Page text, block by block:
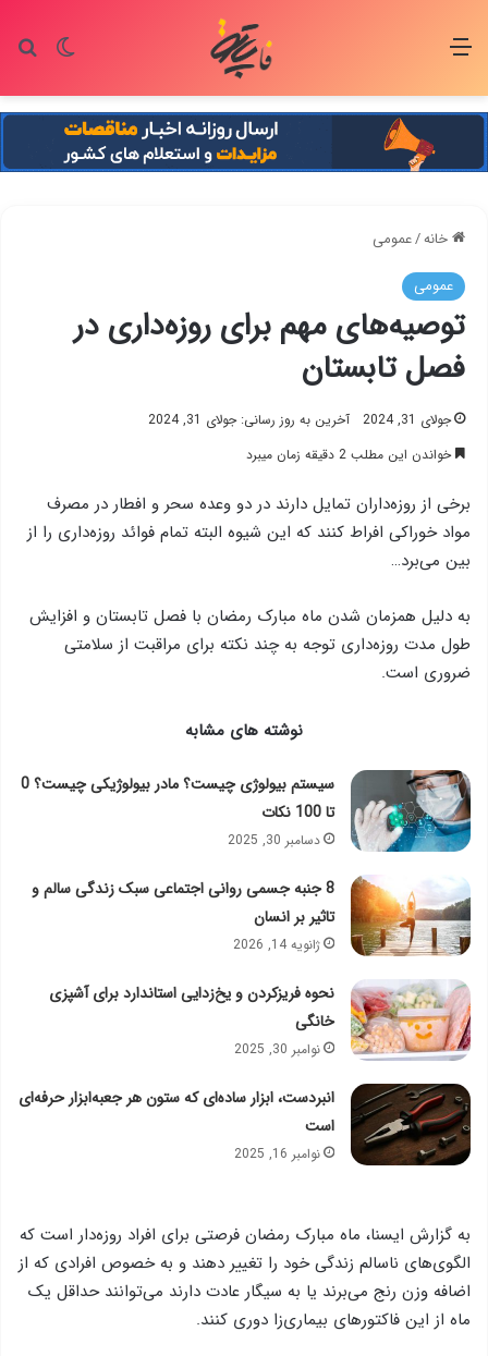
تغییر منو
خانه/عمومی
عمومی
توصیه‌های مهم برای روزه‌داری در
فصل تابستان
جولای 31, 2024
آخرین به روز رسانی: جولای 31, 2024
خواندن این مطلب 2 دقیقه زمان میبرد
برخی از روزه‌داران تمایل دارند در دو وعده سحر و افطار در مصرف
مواد خوراکی افراط کنند که این شیوه البته تمام فوائد روزه‌داری را از
بین می‌برد…
به دلیل همزمان شدن ماه مبارک رمضان با فصل تابستان و افزایش
طول مدت روزه‌داری توجه به چند نکته برای مراقبت از سلامتی
ضروری است.
نوشته های مشابه
سیستم بیولوژی چیست؟ مادر بیولوژیکی چیست؟ 0
تا 100 نکات
دسامبر 30, 2025
8 جنبه جسمی روانی اجتماعی سبک زندگی سالم و
تاثیر بر انسان
ژانویه 14, 2026
نحوه فریزکردن و یخ‌زدایی استاندارد برای آشپزی
خانگی
نوامبر 30, 2025
انبردست، ابزار ساده‌ای که ستون هر جعبه‌ابزار حرفه‌ای
است
نوامبر 16, 2025
به گزارش ایسنا،‌ ماه مبارک رمضان فرصتی برای افراد روزه‌دار است که
الگوی‌های ناسالم زندگی خود را تغییر دهند و به خصوص افرادی که از
اضافه وزن رنج می‌برند یا به سیگار عادت دارند می‌توانند حداقل یک
ماه از این فاکتورهای بیماری‌زا دوری کنند.